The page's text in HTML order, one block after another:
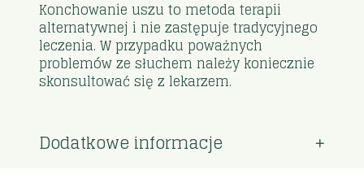
Konchowanie uszu to metoda terapii
alternatywnej i nie zastępuje tradycyjnego
leczenia. W przypadku poważnych
problemów ze słuchem należy koniecznie
skonsultować się z lekarzem.
Dodatkowe informacje